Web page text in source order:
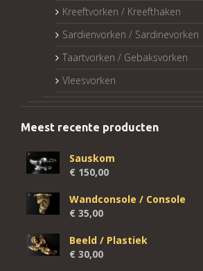
Kreeftvorken / Kreefthaken
Sardienvorken / Sardinevorken
Taartvorken / Gebaksvorken
Vleesvorken
Meest recente producten
Sauskom
€ 150,00
Wandconsole / Console
€ 35,00
Beeld / Plastiek
€ 30,00